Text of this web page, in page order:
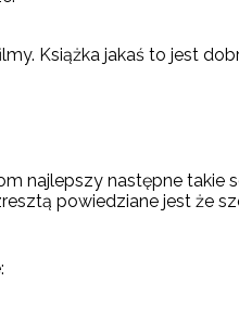
Książka jakaś to jest
najlepszy następne takie
powiedziane jest że